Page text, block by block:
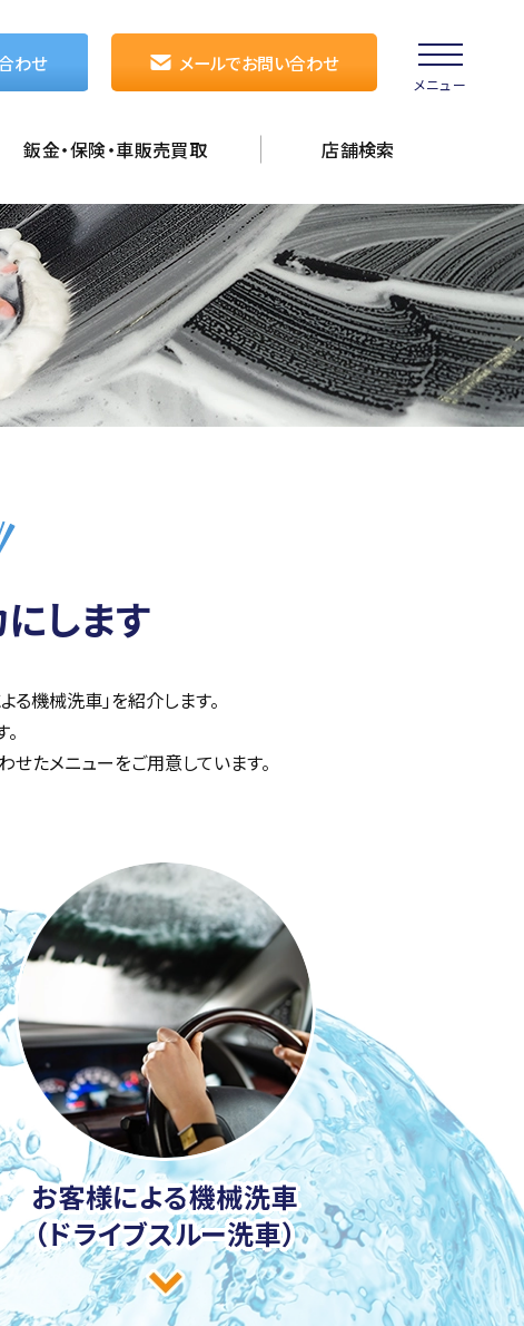
わせ メールでお問い合わせ
鈑金・保険・車販売買取 店舗検索
メニュー
します
る機械洗車」を紹介します。
たメニューをご用意しています。
お客様による機械洗車
（ドライブスルー洗車）